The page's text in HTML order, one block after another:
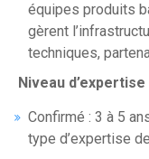
équipes produits
gèrent
techniques,
Niveau
Confirmé : 3 à 5
type d’expertise